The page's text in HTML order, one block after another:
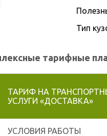
Тип
тарифные
ТАРИФ НА
УСЛУГИ «ДОСТАВКА»
УСЛОВИЯ РАБОТЫ